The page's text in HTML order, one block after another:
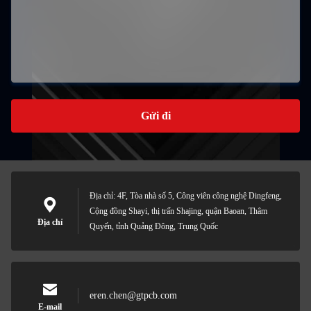
Gửi đi
Địa chỉ
Địa chỉ: 4F, Tòa nhà số 5, Công viên công nghệ Dingfeng,
Cộng đồng Shayi, thị trấn Shajing, quận Baoan, Thâm
Quyến, tỉnh Quảng Đông, Trung Quốc
E-mail
eren.chen@gtpcb.com